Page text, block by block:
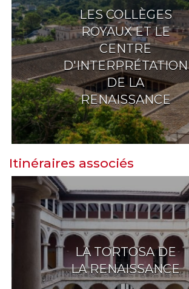
LES COLLÈGES
ROYAUX ET LE
CENTRE
D'INTERPRÉTATION
DE LA
RENAISSANCE
Itinéraires associés
LA TORTOSA DE
LA RENAISSANCE